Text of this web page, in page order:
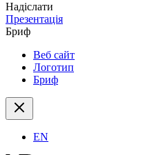
Надіслати
Презентація
Бриф
Веб сайт
Логотип
Бриф
EN